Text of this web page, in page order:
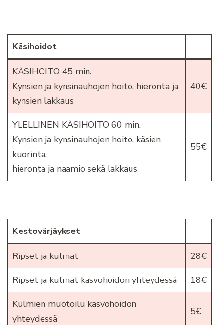
Käsihoidot
KÄSIHOITO 45 min.
Kynsien ja kynsinauhojen hoito, hieronta ja
kynsien lakkaus
40€
YLELLINEN KÄSIHOITO 60 min.
Kynsien ja kynsinauhojen hoito, käsien
kuorinta,
hieronta ja naamio sekä lakkaus
55€
Kestovärjäykset
Ripset ja kulmat 28€
Ripset ja kulmat kasvohoidon yhteydessä 18€
Kulmien muotoilu kasvohoidon
yhteydessä
5€